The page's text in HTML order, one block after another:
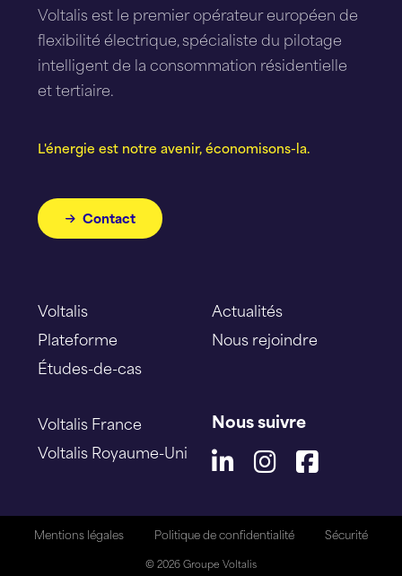
Voltalis est le premier opérateur européen de
flexibilité électrique, spécialiste du pilotage
intelligent de la consommation résidentielle
et tertiaire.
L'énergie est notre avenir, économisons-la.
Contact
Voltalis
Plateforme
Études-de-cas
Actualités
Nous rejoindre
Voltalis France
Voltalis Royaume-Uni
Nous suivre
Mentions légales Politique de confidentialité Sécurité
© 2026 Groupe Voltalis